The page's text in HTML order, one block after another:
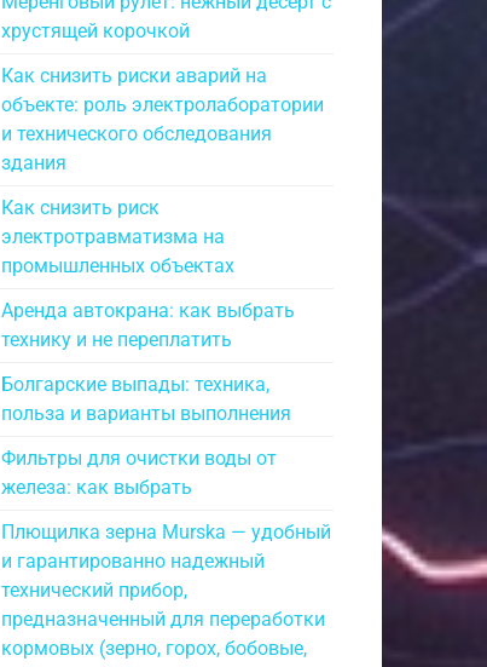
хрустящей корочкой
Как снизить риски аварий на
объекте: роль электролаборатории
и технического обследования
здания
Как снизить риск
электротравматизма на
промышленных объектах
Аренда автокрана: как выбрать
технику и не переплатить
Болгарские выпады: техника,
польза и варианты выполнения
Фильтры для очистки воды от
железа: как выбрать
Плющилка зерна Murska — удобный
и гарантированно надежный
технический прибор,
предназначенный для переработки
кормовых (зерно, горох, бобовые,